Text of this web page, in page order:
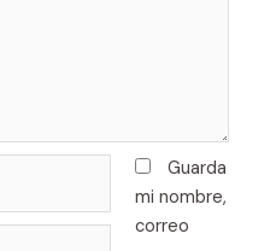
Guarda
mi nombre,
correo